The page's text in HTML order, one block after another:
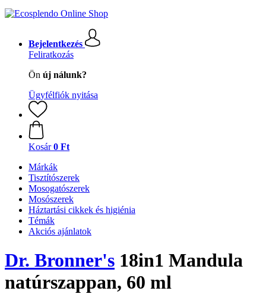
Bejelentkezés
Feliratkozás
Ön új nálunk?
Ügyfélfiók nyitása
Kosár 0 Ft
Márkák
Tisztítószerek
Mosogatószerek
Mosószerek
Háztartási cikkek és higiénia
Témák
Akciós ajánlatok
Dr. Bronner's 18in1 Mandula
natúrszappan, 60 ml